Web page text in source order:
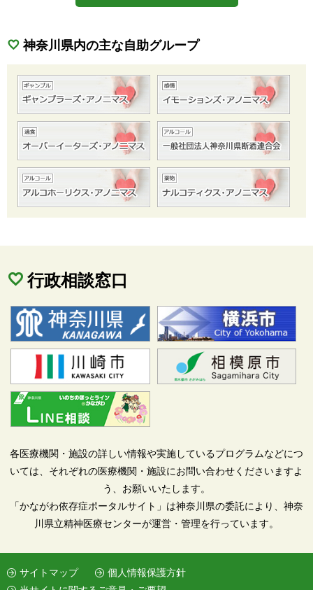
神奈川県内の主な自助グループ
行政相談窓口
各医療機関・施設の詳しい情報や実施しているプログラムなどにつ
いては、それぞれの医療機関・施設にお問い合わせくださいますよ
う、お願いいたします。
「かながわ依存症ポータルサイト」は神奈川県の委託により、神奈
川県立精神医療センターが運営・管理を行っています。
サイトマップ
個人情報保護方針